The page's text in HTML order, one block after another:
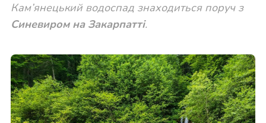
Кам’янецький водоспад знаходиться поруч з
Синевиром на Закарпатті.